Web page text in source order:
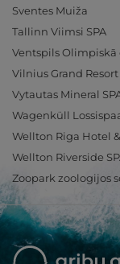
Sventes Muiža
Tallinn Viimsi SPA
Ventspils Olimpiskā
Vilnius Grand Resort
Vytautas Mineral
Wagenküll
Wellton Riga Hotel &
Wellton Riverside
Zoopark zoologijos